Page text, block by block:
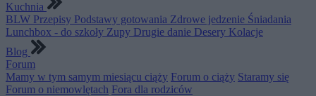
Kuchnia
BLW Przepisy Podstawy gotowania Zdrowe jedzenie Śniadania
Lunchbox - do szkoły Zupy Drugie danie Desery Kolacje
Blog
Forum
Mamy w tym samym miesiącu ciąży Forum o ciąży Staramy się
Forum o niemowlętach Fora dla rodziców